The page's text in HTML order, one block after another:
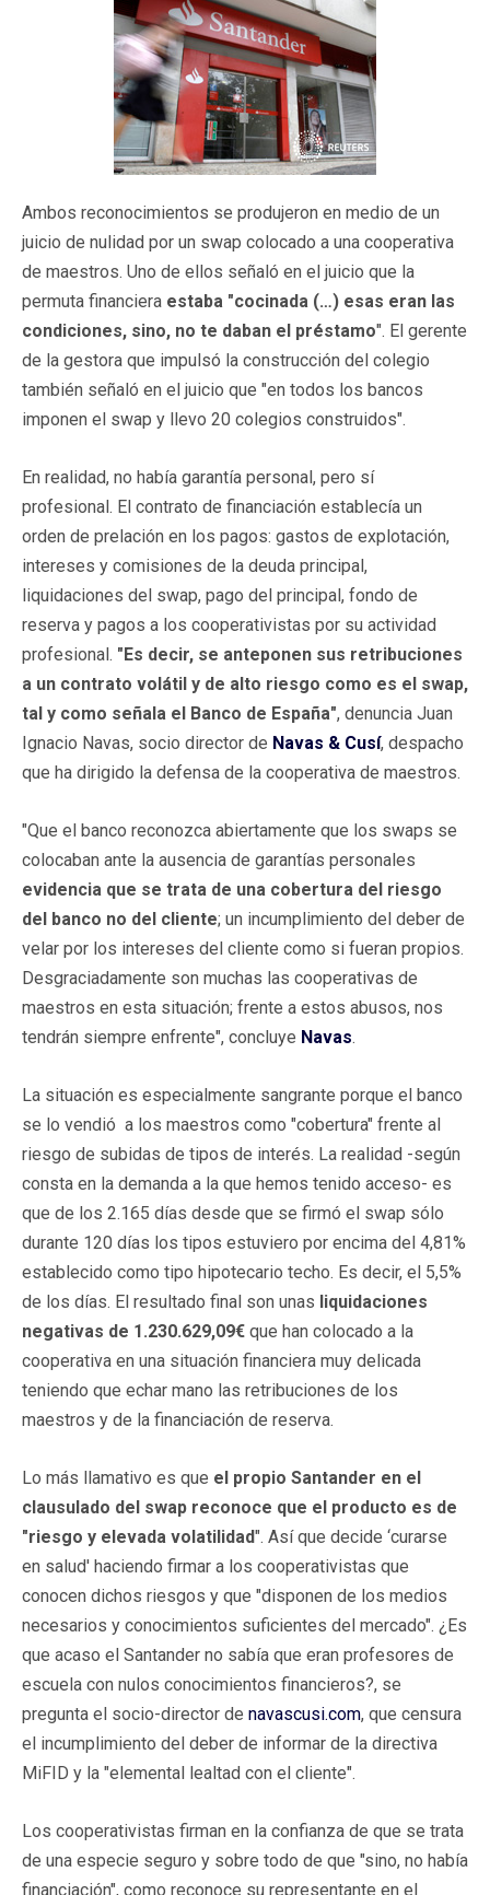
Ambos reconocimientos se produjeron en medio de un
juicio de nulidad por un swap colocado a una cooperativa
de maestros. Uno de ellos señaló en el juicio que la
permuta financiera estaba "cocinada (…) esas eran las
condiciones, sino, no te daban el préstamo". El gerente
de la gestora que impulsó la construcción del colegio
también señaló en el juicio que "en todos los bancos
imponen el swap y llevo 20 colegios construidos".
En realidad, no había garantía personal, pero sí
profesional. El contrato de financiación establecía un
orden de prelación en los pagos: gastos de explotación,
intereses y comisiones de la deuda principal,
liquidaciones del swap, pago del principal, fondo de
reserva y pagos a los cooperativistas por su actividad
profesional. "Es decir, se anteponen sus retribuciones
a un contrato volátil y de alto riesgo como es el swap,
tal y como señala el Banco de España", denuncia Juan
Ignacio Navas, socio director de Navas & Cusí, despacho
que ha dirigido la defensa de la cooperativa de maestros.
"Que el banco reconozca abiertamente que los swaps se
colocaban ante la ausencia de garantías personales
evidencia que se trata de una cobertura del riesgo
del banco no del cliente; un incumplimiento del deber de
velar por los intereses del cliente como si fueran propios.
Desgraciadamente son muchas las cooperativas de
maestros en esta situación; frente a estos abusos, nos
tendrán siempre enfrente", concluye Navas.
La situación es especialmente sangrante porque el banco
se lo vendió a los maestros como "cobertura" frente al
riesgo de subidas de tipos de interés. La realidad -según
consta en la demanda a la que hemos tenido acceso- es
que de los 2.165 días desde que se firmó el swap sólo
durante 120 días los tipos estuviero por encima del 4,81%
establecido como tipo hipotecario techo. Es decir, el 5,5%
de los días. El resultado final son unas liquidaciones
negativas de 1.230.629,09€ que han colocado a la
cooperativa en una situación financiera muy delicada
teniendo que echar mano las retribuciones de los
maestros y de la financiación de reserva.
Lo más llamativo es que el propio Santander en el
clausulado del swap reconoce que el producto es de
"riesgo y elevada volatilidad". Así que decide ‘curarse
en salud' haciendo firmar a los cooperativistas que
conocen dichos riesgos y que "disponen de los medios
necesarios y conocimientos suficientes del mercado". ¿Es
que acaso el Santander no sabía que eran profesores de
escuela con nulos conocimientos financieros?, se
pregunta el socio-director de navascusi.com, que censura
el incumplimiento del deber de informar de la directiva
MiFID y la "elemental lealtad con el cliente".
Los cooperativistas firman en la confianza de que se trata
de una especie seguro y sobre todo de que "sino, no había
financiación", como reconoce su representante en el